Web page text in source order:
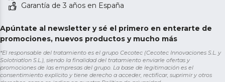
Garantía de 3 años en España
Apúntate al newsletter y sé el primero en enterarte de
promociones, nuevos productos y mucho más
*El responsable del tratamiento es el grupo Cecotec (Cecotec Innovaciones S.L. y
Solotriatlon S.L.), siendo la finalidad del tratamiento enviarle ofertas y
promociones de las empresas del grupo. La base de legitimación es el
consentimiento explícito y tiene derecho a acceder, rectificar, suprimir y otros